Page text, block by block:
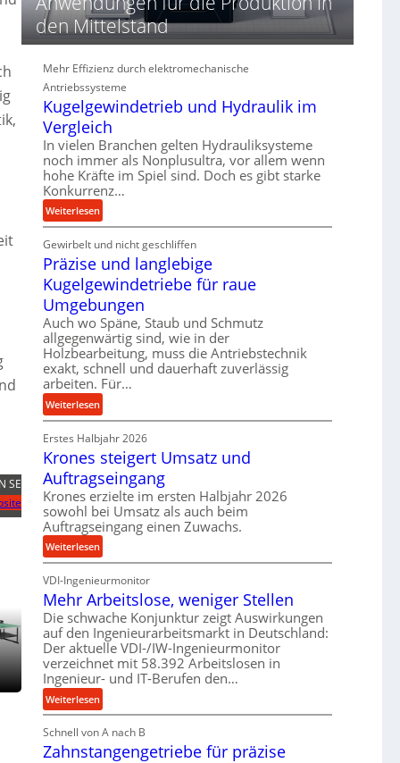
SE
d
i
e
r
f
o
r
m
a
n
c
e
b
e
m
D
r
ü
c
k
p
r
z
e
s
s
den Mittelstand
Mehr Effizienz durch elektromechanische
Antriebssysteme
Kugelgewindetrieb und Hydraulik im
Vergleich
In vielen Branchen gelten Hydrauliksysteme
noch immer als Nonplusultra, vor allem wenn
hohe Kräfte im Spiel sind. Doch es gibt starke
Konkurrenz…
Weiterlesen:
K
u
g
l
g
e
w
i
n
d
e
r
i
e
b
u
n
d
H
y
d
r
a
u
l
i
k
i
m
V
Gewirbelt und nicht geschliffen
Präzise und langlebige
Kugelgewindetriebe für raue
Umgebungen
Auch wo Späne, Staub und Schmutz
allgegenwärtig sind, wie in der
Holzbearbeitung, muss die Antriebstechnik
exakt, schnell und dauerhaft zuverlässig
arbeiten. Für…
Weiterlesen:
P
r
ä
i
s
e
u
n
a
n
g
e
b
i
K
Erstes Halbjahr 2026
Krones steigert Umsatz und
Auftragseingang
Krones erzielte im ersten Halbjahr 2026
sowohl bei Umsatz als auch beim
Auftragseingang einen Zuwachs.
Weiterlesen:
K
r
o
n
e
s
s
t
e
i
g
e
VDI-Ingenieurmonitor
Mehr Arbeitslose, weniger Stellen
Die schwache Konjunktur zeigt Auswirkungen
auf den Ingenieurarbeitsmarkt in Deutschland:
Der aktuelle VDI-/IW-Ingenieurmonitor
verzeichnet mit 58.392 Arbeitslosen in
Ingenieur- und IT-Berufen den…
Weiterlesen:
M
e
h
Schnell von A nach B
Zahnstangengetriebe für präzise